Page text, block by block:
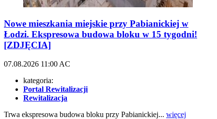
Nowe mieszkania miejskie przy Pabianickiej w
Łodzi. Ekspresowa budowa bloku w 15 tygodni!
[ZDJĘCIA]
07.08.2026 11:00 AC
kategoria:
Portal Rewitalizacji
Rewitalizacja
Trwa ekspresowa budowa bloku przy Pabianickiej... więcej